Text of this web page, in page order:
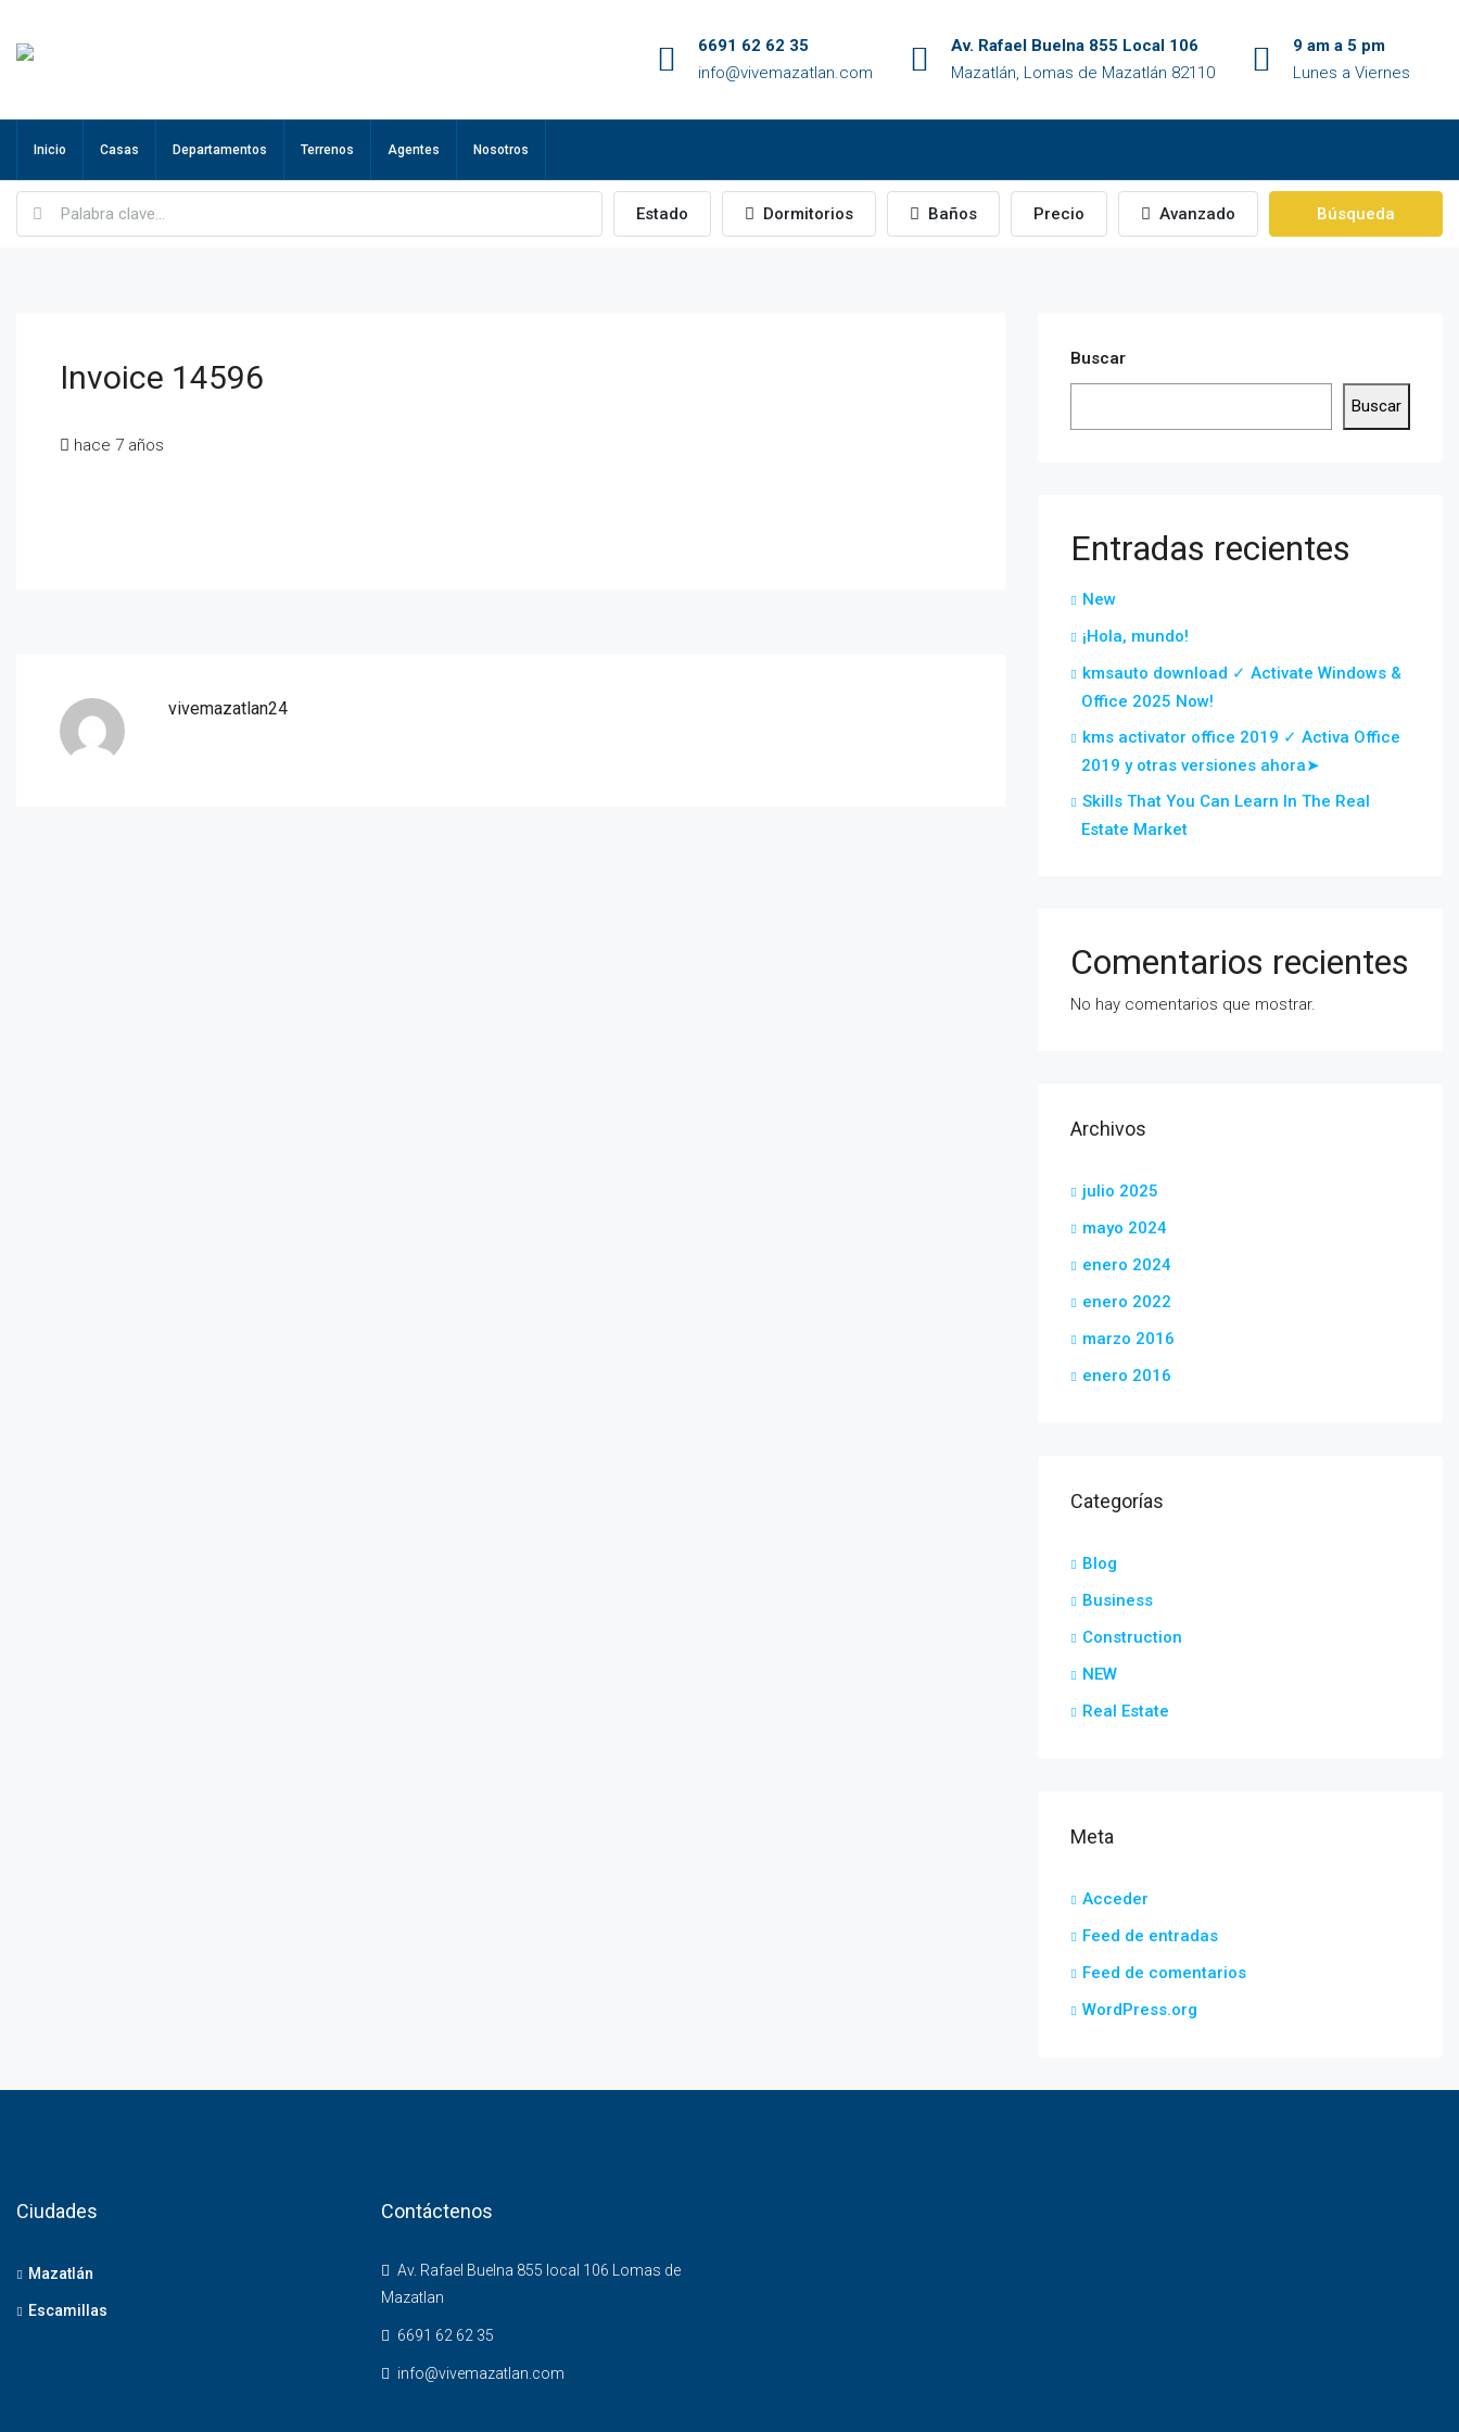
6691 62 62 35
info@vivemazatlan.com
Av. Rafael Buelna 855 Local 106
Mazatlán, Lomas de Mazatlán 82110
9 am a 5 pm
Lunes a Viernes
Inicio Casas Departamentos Terrenos Agentes Nosotros
Estado Dormitorios Baños Precio Avanzado Búsqueda
Invoice 14596
hace 7 años
vivemazatlan24
Buscar
Buscar
Entradas recientes
New
¡Hola, mundo!
kmsauto download ✓ Activate Windows &
Office 2025 Now!
kms activator office 2019 ✓ Activa Office
2019 y otras versiones ahora➤
Skills That You Can Learn In The Real
Estate Market
Comentarios recientes
No hay comentarios que mostrar.
Archivos
julio 2025
mayo 2024
enero 2024
enero 2022
marzo 2016
enero 2016
Categorías
Blog
Business
Construction
NEW
Real Estate
Meta
Acceder
Feed de entradas
Feed de comentarios
WordPress.org
Ciudades
Mazatlán
Escamillas
Contáctenos
Av. Rafael Buelna 855 local 106 Lomas de
Mazatlan
6691 62 62 35
info@vivemazatlan.com